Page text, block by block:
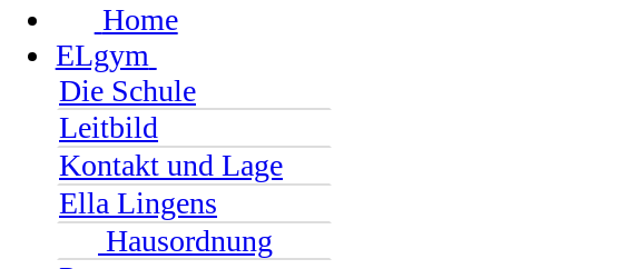
Home
ELgym
Die Schule
Leitbild
Kontakt und Lage
Ella Lingens
Hausordnung